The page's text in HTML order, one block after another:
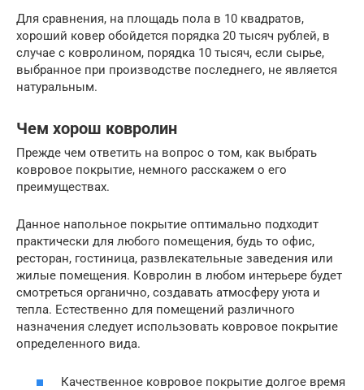
Для сравнения, на площадь пола в 10 квадратов,
хороший ковер обойдется порядка 20 тысяч рублей, в
случае с ковролином, порядка 10 тысяч, если сырье,
выбранное при производстве последнего, не является
натуральным.
Чем хорош ковролин
Прежде чем ответить на вопрос о том, как выбрать
ковровое покрытие, немного расскажем о его
преимуществах.
Данное напольное покрытие оптимально подходит
практически для любого помещения, будь то офис,
ресторан, гостиница, развлекательные заведения или
жилые помещения. Ковролин в любом интерьере будет
смотреться органично, создавать атмосферу уюта и
тепла. Естественно для помещений различного
назначения следует использовать ковровое покрытие
определенного вида.
Качественное ковровое покрытие долгое время